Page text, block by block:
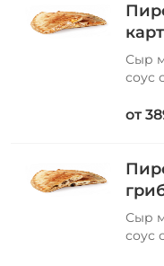
Сыр
соус
от
Сыр
соус